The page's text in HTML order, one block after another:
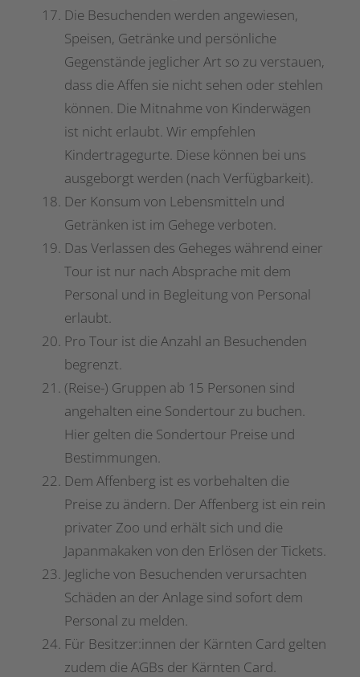
Die Besuchenden werden angewiesen,
Speisen, Getränke und persönliche
Gegenstände jeglicher Art so zu verstauen,
dass die Affen sie nicht sehen oder stehlen
können. Die Mitnahme von Kinderwägen
ist nicht erlaubt. Wir empfehlen
Kindertragegurte. Diese können bei uns
ausgeborgt werden (nach Verfügbarkeit).
Der Konsum von Lebensmitteln und
Getränken ist im Gehege verboten.
Das Verlassen des Geheges während einer
Tour ist nur nach Absprache mit dem
Personal und in Begleitung von Personal
erlaubt.
Pro Tour ist die Anzahl an Besuchenden
begrenzt.
(Reise-) Gruppen ab 15 Personen sind
angehalten eine Sondertour zu buchen.
Hier gelten die Sondertour Preise und
Bestimmungen.
Dem Affenberg ist es vorbehalten die
Preise zu ändern. Der Affenberg ist ein rein
privater Zoo und erhält sich und die
Japanmakaken von den Erlösen der Tickets.
Jegliche von Besuchenden verursachten
Schäden an der Anlage sind sofort dem
Personal zu melden.
Für Besitzer:innen der Kärnten Card gelten
zudem die AGBs der Kärnten Card.